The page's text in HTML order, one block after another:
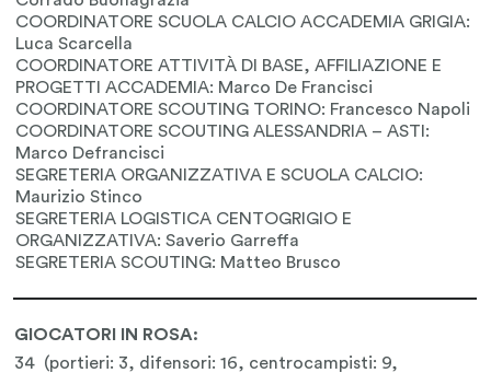
GIOCATORI IN ROSA:
34 (portieri: 3, difensori: 16, centrocampisti: 9,